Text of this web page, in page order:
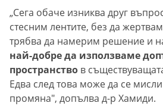
„Сега обаче изниква друг
стесним лентите, без да
трябва да намерим решение и
най-добре да използваме
пространство в
Едва след това може да се
промяна", допълва д-р Хамиди.